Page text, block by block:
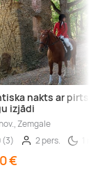
nakts ar pirts
izjādi
Zemgale
(3)
2 pers.
€